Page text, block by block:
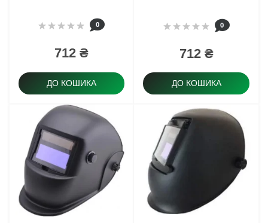
0
712 ₴
ДО КОШИКА
0
712 ₴
ДО КОШИКА